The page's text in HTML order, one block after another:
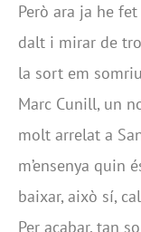
Però ara ja he
dalt i mirar de
la sort em
Marc Cunill, un
molt arrelat a
m’ensenya quin
baixar, això sí,
Per acabar, tan